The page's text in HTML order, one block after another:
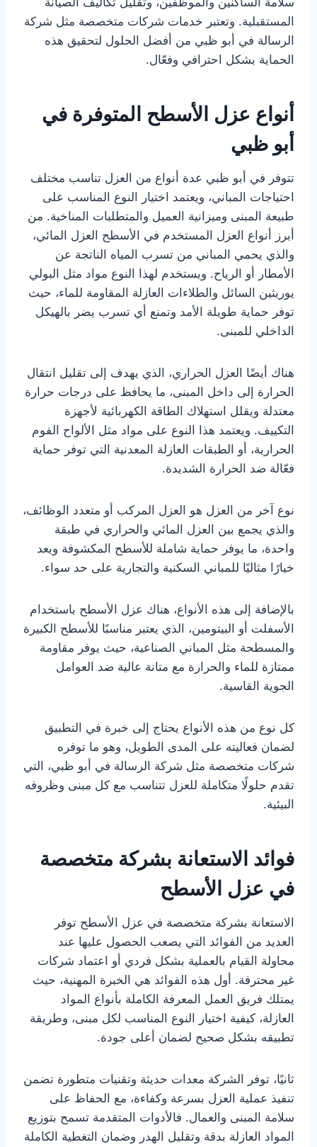
المستقبلية. وتعتبر خدمات شركات متخصصة مثل شركة
الرسالة في أبو ظبي من أفضل الحلول لتحقيق هذه
الحماية بشكل احترافي وفعّال.
أنواع عزل الأسطح المتوفرة في
أبو ظبي
تتوفر في أبو ظبي عدة أنواع من العزل تناسب مختلف
احتياجات المباني، ويعتمد اختيار النوع المناسب على
طبيعة المبنى وميزانية العميل والمتطلبات المناخية. من
أبرز أنواع العزل المستخدم في الأسطح العزل المائي،
والذي يحمي المباني من تسرب المياه الناتجة عن
الأمطار أو الرياح. ويستخدم لهذا النوع مواد مثل البولي
يوريثين السائل والطلاءات العازلة المقاومة للماء، حيث
توفر حماية طويلة الأمد وتمنع أي تسرب يضر بالهيكل
الداخلي للمبنى.
هناك أيضًا العزل الحراري، الذي يهدف إلى تقليل انتقال
الحرارة إلى داخل المبنى، ما يحافظ على درجات حرارة
معتدلة ويقلل استهلاك الطاقة الكهربائية لأجهزة
التكييف. ويعتمد هذا النوع على مواد مثل الألواح الفوم
الحرارية، أو الطبقات العازلة المعدنية التي توفر حماية
فعّالة ضد الحرارة الشديدة.
نوع آخر من العزل هو العزل المركب أو متعدد الوظائف،
والذي يجمع بين العزل المائي والحراري في طبقة
واحدة، ما يوفر حماية شاملة للأسطح المكشوفة ويعد
خيارًا مثاليًا للمباني السكنية والتجارية على حد سواء.
بالإضافة إلى هذه الأنواع، هناك عزل الأسطح باستخدام
الأسفلت أو البيتومين، الذي يعتبر مناسبًا للأسطح الكبيرة
والمسطحة مثل المباني الصناعية، حيث يوفر مقاومة
ممتازة للماء والحرارة مع متانة عالية ضد العوامل
الجوية القاسية.
كل نوع من هذه الأنواع يحتاج إلى خبرة في التطبيق
لضمان فعاليته على المدى الطويل، وهو ما توفره
شركات متخصصة مثل شركة الرسالة في أبو ظبي، التي
تقدم حلولًا متكاملة للعزل تتناسب مع كل مبنى وظروفه
البيئية.
فوائد الاستعانة بشركة متخصصة
في عزل الأسطح
الاستعانة بشركة متخصصة في عزل الأسطح توفر
العديد من الفوائد التي يصعب الحصول عليها عند
محاولة القيام بالعملية بشكل فردي أو اعتماد شركات
غير محترفة. أول هذه الفوائد هي الخبرة المهنية، حيث
يمتلك فريق العمل المعرفة الكاملة بأنواع المواد
العازلة، كيفية اختيار النوع المناسب لكل مبنى، وطريقة
تطبيقه بشكل صحيح لضمان أعلى جودة.
ثانيًا، توفر الشركة معدات حديثة وتقنيات متطورة تضمن
تنفيذ عملية العزل بسرعة وكفاءة، مع الحفاظ على
سلامة المبنى والعمال. فالأدوات المتقدمة تسمح بتوزيع
المواد العازلة بدقة وتقليل الهدر وضمان التغطية الكاملة